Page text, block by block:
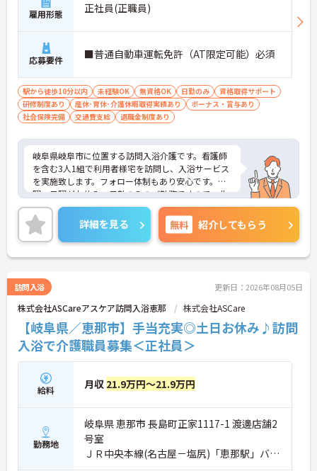
雇用形態 正社員(正職員)
応募要件 ■普通自動車運転免許（AT限定可能）必須
駅から徒歩10分以内 未経験OK 無資格OK 日勤のみ
資格取得サポート
研修制度あり
産休･育休･介護休暇取得実績あり
ボーナス・賞与あり
社会保険完備
交通費支給 退職金制度あり
岐阜県岐阜市に位置する訪問入浴介護です。看護師
を含む3人1組で利用者様宅を訪問し、入浴サービス
を実施致します。フォロー体制もあり安心です。土
曜・日曜がお休み、日勤のみのご勤務ですので、生
活リズムを整えやすく無理なくご勤務いただけます
♪
ご興味をお持ちの方には詳細の情報や面接のポイン
トをお伝えしますのでお気軽にお問い合わせくださ
いませ。
詳細を見る 無料 紹介してもらう
訪問入浴 更新日：2026年08月05日
株式会社ASCareアスケア訪問入浴恵那 株式会社ASCare
【岐阜県／恵那市】手当充実◎土日お休み♪訪問
入浴で介護職員募集＜正社員＞
給料 月収 21.9万円～21.9万円
勤務地
岐阜県 恵那市 長島町正家1117-1 渡邊店舗2
号室
ＪＲ中央本線(名古屋－塩尻)「恵那駅」バ